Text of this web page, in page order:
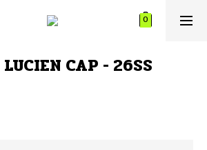
CAP - 26SS